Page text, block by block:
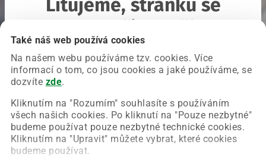
Také náš web používá cookies
Na našem webu používáme tzv. cookies. Více
informací o tom, co jsou cookies a jaké používáme, se
dozvíte zde.
Kliknutím na "Rozumím" souhlasíte s používáním
všech našich cookies. Po kliknutí na "Pouze nezbytné"
budeme používat pouze nezbytné technické cookies.
Kliknutím na "Upravit" můžete vybrat, které cookies
budeme používat.
Litujeme, stránku se
Chyba nastala na naší straně a už ji opravujeme.
Zkuste prosím znovu načíst požadovanou stránku.
Obnovit stránku Úvodní strana